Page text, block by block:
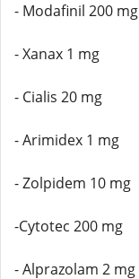
- Modafinil 200 mg
- Xanax 1 mg
- Cialis 20 mg
- Arimidex 1 mg
- Zolpidem 10 mg
-Cytotec 200 mg
- Alprazolam 2 mg